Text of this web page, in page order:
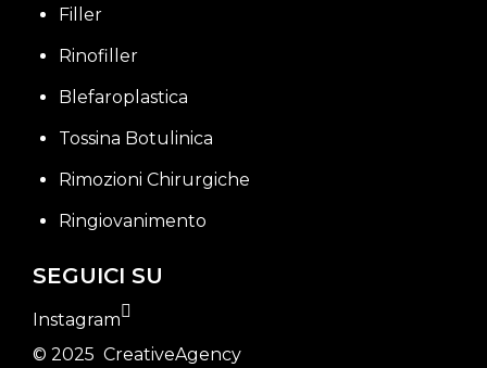
Filler
Rinofiller
Blefaroplastica
Tossina Botulinica
Rimozioni Chirurgiche
Ringiovanimento
SEGUICI SU
Instagram
© 2025 CreativeAgency